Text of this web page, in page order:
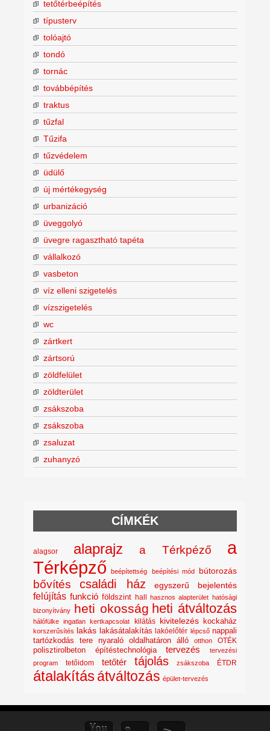
tetőtérbeépítés
típusterv
tolóajtó
tondó
tornác
továbbépítés
traktus
tűzfal
Tűzifa
tűzvédelem
üdülő
új mértékegység
urbanizáció
üveggolyó
üvegre ragasztható tapéta
vállalkozó
vasbeton
víz elleni szigetelés
vízszigetelés
wc
zártkert
zártsorú
zöldfelület
zöldterület
zsákszoba
zsákszoba
zsaluzat
zuhanyzó
CÍMKÉK
alagsor alaprajz a Térkpéző
a
Térképző
beépítettség beépítési mód bútorozás
bővítés családi ház egyszerű bejelentés
felújítás funkció földszint hall hasznos alapterület hatósági
bizonyítvány heti okosság heti átváltozás
hálófülke ingatlan kertkapcsolat kilátás kivitelezés kockaház
korszerűsítés lakás lakásátalakítás lakóelőtér lépcső nappali
tartózkodás tere
nyaraló oldalhatáron álló otthon OTÉK
polisztirolbeton építéstechnológia tervezés
tervezési
program
tetőidom tetőtér tájolás zsákszoba ÉTDR
átalakításátváltozás épület-tervezés